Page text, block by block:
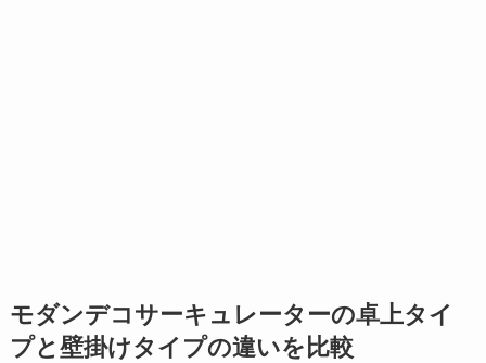
モダンデコサーキュレーターの卓上タイ
プと壁掛けタイプの違いを比較